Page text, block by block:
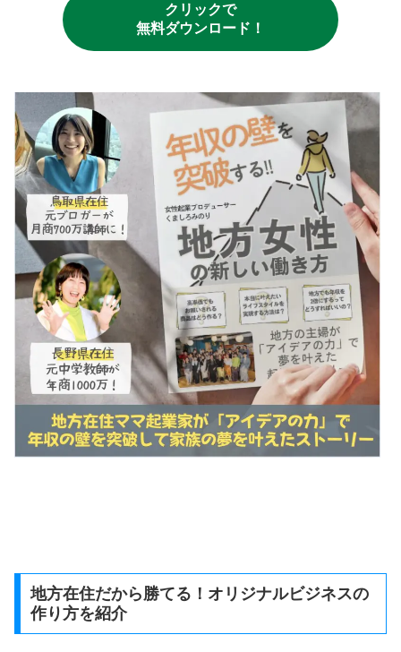
クリックで
無料ダウンロード！
地方在住だから勝てる！オリジナルビジネスの
作り方を紹介